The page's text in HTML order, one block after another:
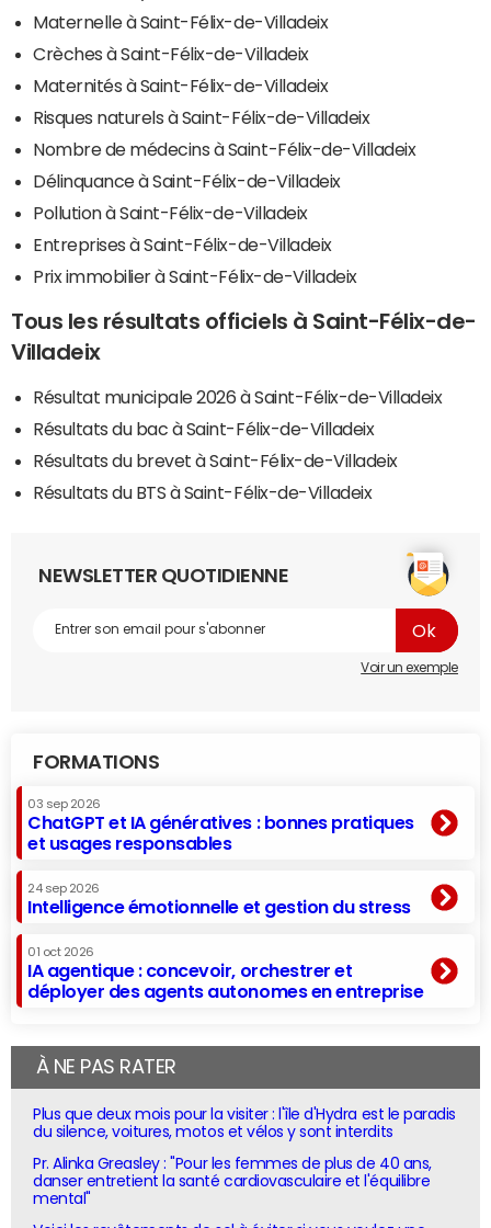
Maternelle à Saint-Félix-de-Villadeix
Crèches à Saint-Félix-de-Villadeix
Maternités à Saint-Félix-de-Villadeix
Risques naturels à Saint-Félix-de-Villadeix
Nombre de médecins à Saint-Félix-de-Villadeix
Délinquance à Saint-Félix-de-Villadeix
Pollution à Saint-Félix-de-Villadeix
Entreprises à Saint-Félix-de-Villadeix
Prix immobilier à Saint-Félix-de-Villadeix
Tous les résultats officiels à Saint-Félix-de-
Villadeix
Résultat municipale 2026 à Saint-Félix-de-Villadeix
Résultats du bac à Saint-Félix-de-Villadeix
Résultats du brevet à Saint-Félix-de-Villadeix
Résultats du BTS à Saint-Félix-de-Villadeix
NEWSLETTER QUOTIDIENNE
Voir un exemple
FORMATIONS
03 sep 2026
ChatGPT et IA génératives : bonnes pratiques
et usages responsables
24 sep 2026
Intelligence émotionnelle et gestion du stress
01 oct 2026
IA agentique : concevoir, orchestrer et
déployer des agents autonomes en entreprise
À NE PAS RATER
Plus que deux mois pour la visiter : l'île d'Hydra est le paradis
du silence, voitures, motos et vélos y sont interdits
Pr. Alinka Greasley : "Pour les femmes de plus de 40 ans,
danser entretient la santé cardiovasculaire et l'équilibre
mental"